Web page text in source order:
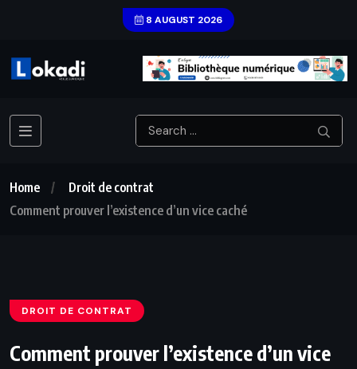
8 AUGUST 2026
Home
Droit de contrat
Comment prouver l’existence d’un vice caché
DROIT DE CONTRAT
Comment prouver l’existence d’un vice